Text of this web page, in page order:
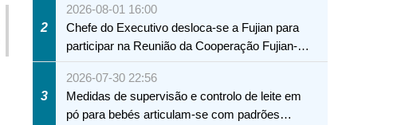
2
2026-08-01 16:00
Chefe do Executivo desloca-se a Fujian para
participar na Reunião da Cooperação Fujian-
Macau
3
2026-07-30 22:56
Medidas de supervisão e controlo de leite em
pó para bebés articulam-se com padrões